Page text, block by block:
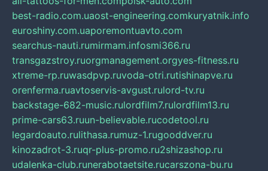
best-radio.com.uaost-engineering.comkuryatnik.info
euroshiny.com.uaporemontuavto.com
searchus-nauti.rumirmam.infosmi366.ru
transgazstroy.ruorgmanagement.orgyes-fitness.ru
xtreme-rp.ruwasdpvp.ruvoda-otri.rutishinapve.ru
orenferma.ruavtoservis-avgust.rulord-tv.ru
backstage-682-music.rulordfilm7.rulordfilm13.ru
prime-cars63.ruun-believable.rucodetool.ru
legardoauto.rulithasa.rumuz-1.rugooddver.ru
kinozadrot-3.ruqr-plus-promo.ru2shizashop.ru
udalenka-club.runerabotaetsite.rucarszona-bu.ru